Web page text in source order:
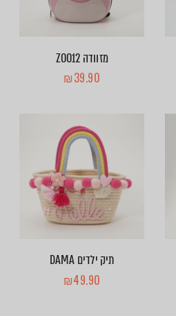
מזוודה ZOO12
₪39.90
תיק ילדים DAMA
₪49.90